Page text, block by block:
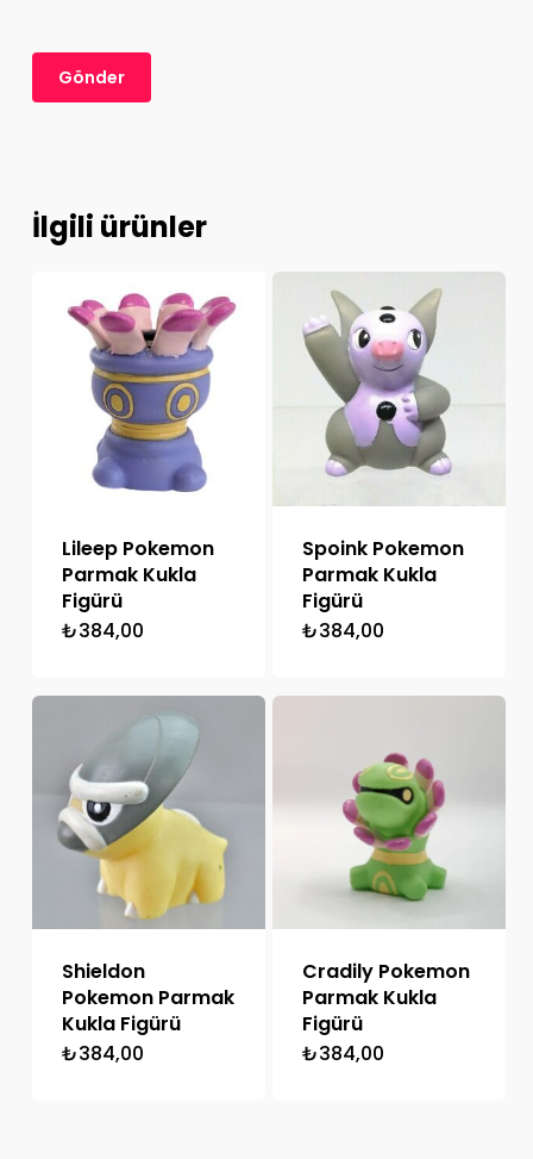
İlgili ürünler
Lileep Pokemon
Parmak Kukla
Figürü
₺384,00
Spoink Pokemon
Parmak Kukla
Figürü
₺384,00
Shieldon
Pokemon Parmak
Kukla Figürü
₺384,00
Cradily Pokemon
Parmak Kukla
Figürü
₺384,00